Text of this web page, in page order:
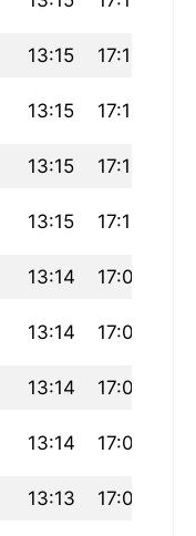
13:15 17:13
13:15 17:12
13:15 17:11
13:15 17:10
13:14 17:09
13:14 17:07
13:14 17:06
13:14 17:05
13:13 17:04